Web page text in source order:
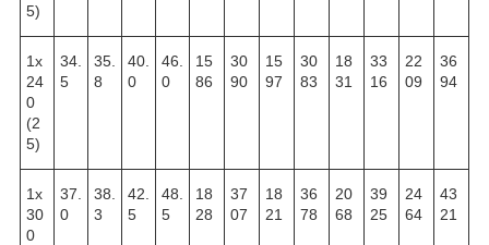
5)
1х
24
0
(2
5)
34.
5
35.
8
40.
0
46.
0
15
86
30
90
15
97
30
83
18
31
33
16
22
09
36
94
1х
30
0
37.
0
38.
3
42.
5
48.
5
18
28
37
07
18
21
36
78
20
68
39
25
24
64
43
21